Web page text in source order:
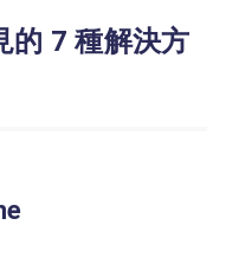
的 7 種解決方